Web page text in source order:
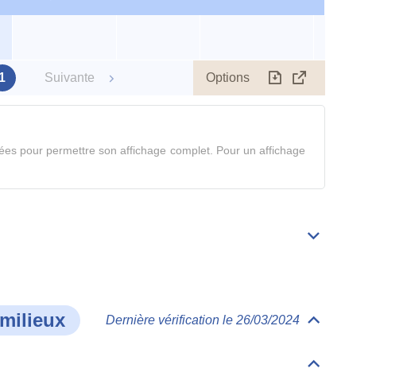
1 Suivante Options Télécharger
le
pour permettre son affichage complet. Pour un affichage
Déplier/replier
Dernière vérification le 26/03/2024
Déplier/replier
devenir
Déplier/replier